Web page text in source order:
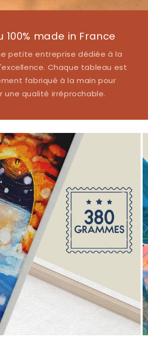
100% made in France
petite entreprise dédiée à la
Chaque tableau est
fabriqué à la main pour
une qualité irréprochable.